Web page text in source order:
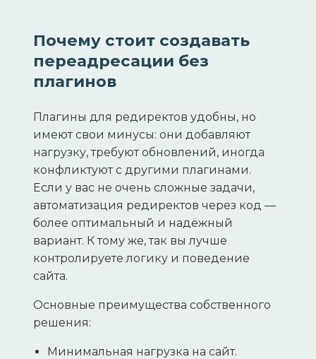
Почему стоит создавать
переадресации без
плагинов
Плагины для редиректов удобны, но
имеют свои минусы: они добавляют
нагрузку, требуют обновлений, иногда
конфликтуют с другими плагинами.
Если у вас не очень сложные задачи,
автоматизация редиректов через код —
более оптимальный и надёжный
вариант. К тому же, так вы лучше
контролируете логику и поведение
сайта.
Основные преимущества собственного
решения:
Минимальная нагрузка на сайт.